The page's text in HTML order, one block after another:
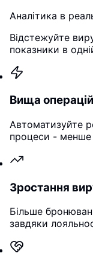
Аналітика в
Відстежуйте
показники в
Вища
Автоматизуйте
процеси - менше
Зростання
Більше
завдяки